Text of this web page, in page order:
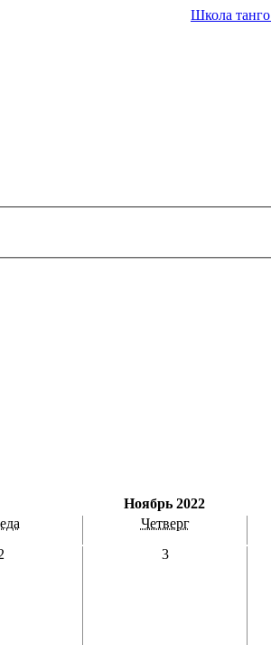
Школа танго
Ноябрь 2022
Четверг
3